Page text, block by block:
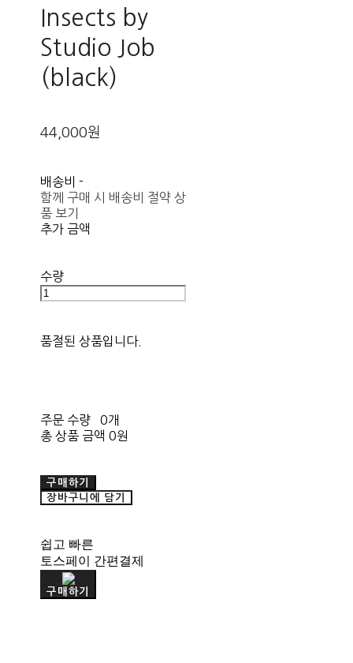
Insects by
Studio Job
(black)
44,000원
배송비-
함께 구매 시 배송비 절약 상
품 보기
추가 금액
수량
품절된 상품입니다.
주문 수량
0개
총 상품 금액 0원
구매하기
장바구니에 담기
쉽고 빠른
토스페이 간편결제
구매하기